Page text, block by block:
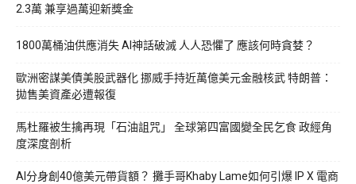
2.3萬 兼享過萬迎新獎金
1800萬桶油供應消失 AI神話破滅 人人恐懼了 應該何時貪婪？
歐洲密謀美債美股武器化 挪威手持近萬億美元金融核武 特朗普：
拋售美資產必遭報復
馬杜羅被生擒再現「石油詛咒」 全球第四富國變全民乞食 政經角
度深度剖析
AI分身創40億美元帶貨額？ 攤手哥Khaby Lame如何引爆 IP X 電商